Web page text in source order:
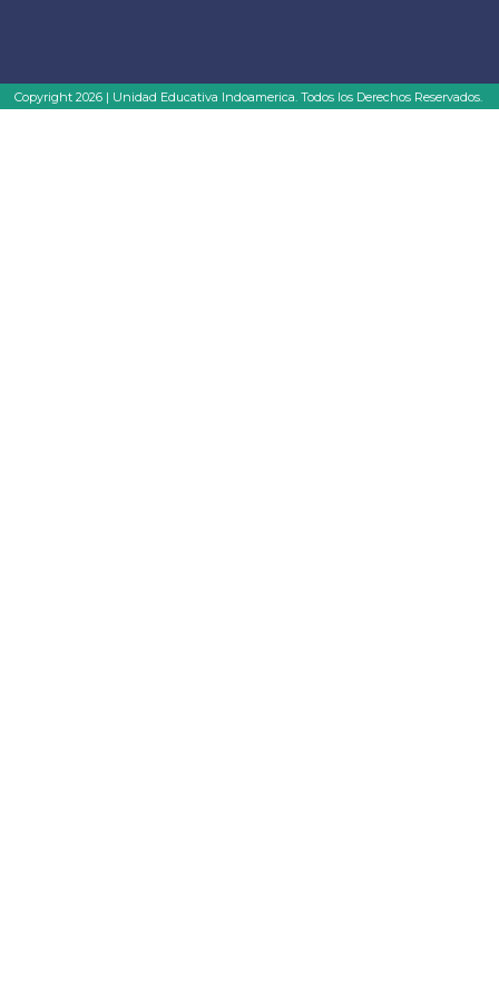
Copyright 2026 | Unidad Educativa Indoamerica. Todos los Derechos Reservados.